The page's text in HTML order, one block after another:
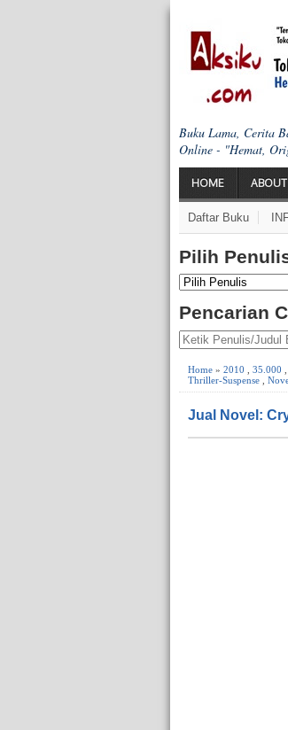
Buku Lama, Cerita
Online - "Hemat,
HOME ABOUT
Daftar Buku
Pilih
Pencarian
Home » 2010 35.000
Thriller-Suspense
Jual Novel: